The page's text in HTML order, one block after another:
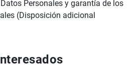
Personales y garantía de los
(Disposición adicional